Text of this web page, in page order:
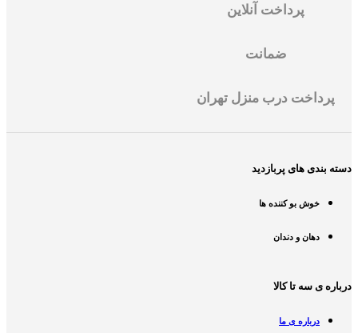
پرداخت آنلاین
ضمانت
پرداخت درب منزل تهران
دسته بندی های پربازدید
خوش بو کننده ها
دهان و دندان
درباره ی سه تا کالا
درباره ی ما